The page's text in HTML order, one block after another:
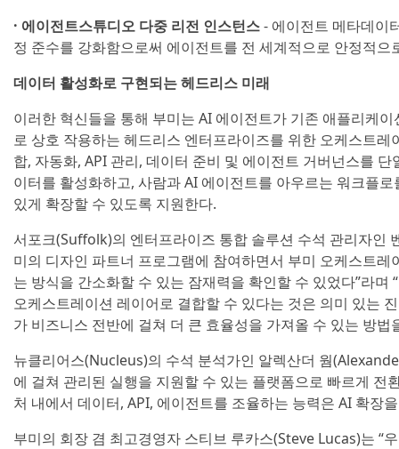
· 에이전트스튜디오 다중 리전 인스턴스- 에이전트 메타데이
정 준수를 강화함으로써 에이전트를 전 세계적으로 안정적으
데이터 활성화로 구현되는 헤드리스 미래
이러한 혁신들을 통해 부미는 AI 에이전트가 기존 애플리케
로 상호 작용하는 헤드리스 엔터프라이즈를 위한 오케스트
합, 자동화, API 관리, 데이터 준비 및 에이전트 거버넌스를
이터를 활성화하고, 사람과 AI 에이전트를 아우르는 워크플
있게 확장할 수 있도록 지원한다.
서포크(Suffolk)의 엔터프라이즈 통합 솔루션 수석 관리자
미의 디자인 파트너 프로그램에 참여하면서 부미 오케스트
는 방식을 간소화할 수 있는 잠재력을 확인할 수 있었다”라
오케스트레이션 레이어로 결합할 수 있다는 것은 의미 있는
가 비즈니스 전반에 걸쳐 더 큰 효율성을 가져올 수 있는 방
뉴클리어스(Nucleus)의 수석 분석가인 알렉산더 웜
에 걸쳐 관리된 실행을 지원할 수 있는 플랫폼으로 빠르게 전
처 내에서 데이터, API, 에이전트를 조율하는 능력은 AI 확장
부미의 회장 겸 최고경영자 스티브 루카스(Steve Lucas)는 “